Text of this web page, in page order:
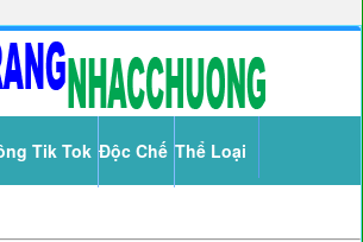
Tik Tok Độc Chế Thể Loại